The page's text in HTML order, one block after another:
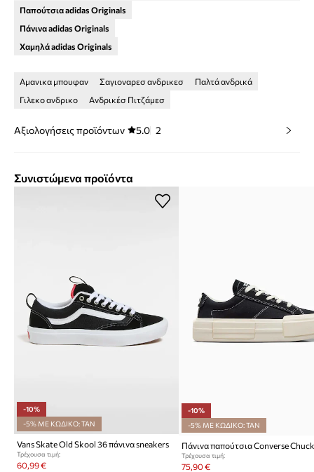
Παπούτσια adidas Originals
Πάνινα adidas Originals
Χαμηλά adidas Originals
Αμανικα μπουφαν Σαγιοναρεσ ανδρικεσ
Παλτά ανδρικά
Γιλεκο ανδρικο
Ανδρικέσ Πιτζάμεσ
Αξιολογήσεις προϊόντων 5.0 2
Συνιστώμενα προϊόντα
-10%
-5% ΜΕ ΚΩΔΙΚΟ: TAN
Vans Skate Old Skool 36 πάνινα sneakers
Τρέχουσα τιμή:
60,99 €
-10%
-5% ΜΕ ΚΩΔΙΚΟ: TAN
Τρέχουσα τιμή:
75,90 €